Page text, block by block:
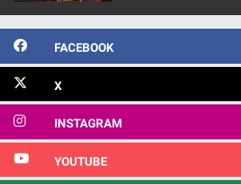
FACEBOOK
X
INSTAGRAM
YOUTUBE